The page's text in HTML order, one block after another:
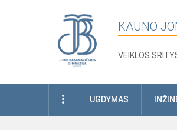
KAUNO
VEIKLOS
UGDYMAS